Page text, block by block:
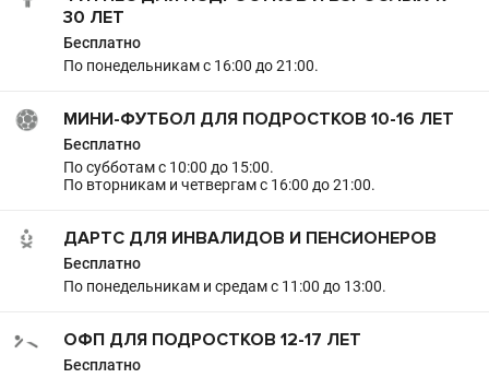
30 ЛЕТ
Бесплатно
По понедельникам с 16:00 до 21:00.
МИНИ-ФУТБОЛ ДЛЯ ПОДРОСТКОВ 10-16 ЛЕТ
Бесплатно
По субботам с 10:00 до 15:00.
По вторникам и четвергам с 16:00 до 21:00.
ДАРТС ДЛЯ ИНВАЛИДОВ И ПЕНСИОНЕРОВ
Бесплатно
По понедельникам и средам с 11:00 до 13:00.
ОФП ДЛЯ ПОДРОСТКОВ 12-17 ЛЕТ
Бесплатно